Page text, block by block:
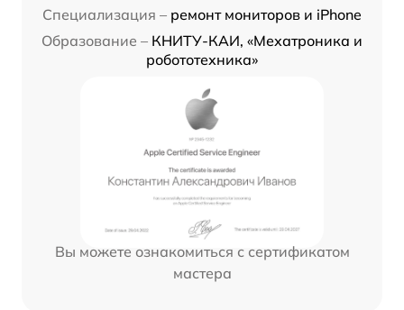
Специализация – ремонт мониторов и iPhone
Образование – КНИТУ-КАИ, «Мехатроника и
робототехника»
Вы можете ознакомиться с сертификатом
мастера